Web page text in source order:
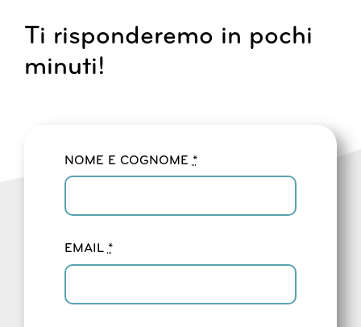
Ti risponderemo in pochi
minuti!
NOME E COGNOME *
EMAIL*